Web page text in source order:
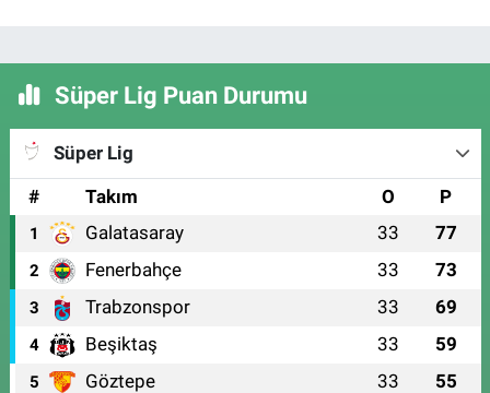
Süper Lig Puan Durumu
Süper Lig
#
Takım O P
1 Galatasaray 33 77
2 Fenerbahçe 33 73
3 Trabzonspor 33 69
4 Beşiktaş 33 59
5 Göztepe 33 55